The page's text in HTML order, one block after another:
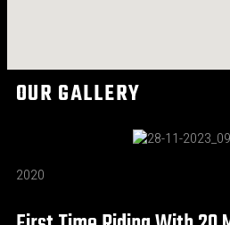
OUR GALLERY
2020